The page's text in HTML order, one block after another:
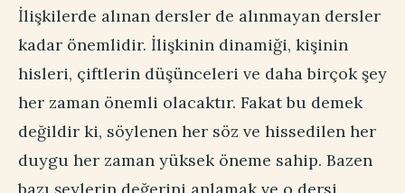
İlişkilerde alınan dersler de alınmayan dersler
kadar önemlidir. İlişkinin dinamiği, kişinin
hisleri, çiftlerin düşünceleri ve daha birçok şey
her zaman önemli olacaktır. Fakat bu demek
değildir ki, söylenen her söz ve hissedilen her
duygu her zaman yüksek öneme sahip. Bazen